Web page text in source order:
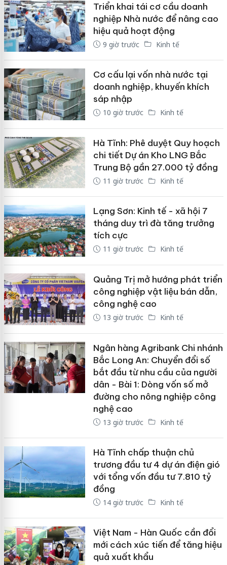
Triển khai tái cơ cầu doanh
nghiệp Nhà nước để nâng cao
hiệu quả hoạt động
9 giờ trước Kinh tế
Cơ cấu lại vốn nhà nước tại
doanh nghiệp, khuyến khích
sáp nhập
10 giờ trước Kinh tế
Hà Tĩnh: Phê duyệt Quy hoạch
chi tiết Dự án Kho LNG Bắc
Trung Bộ gần 27.000 tỷ đồng
11 giờ trước Kinh tế
Lạng Sơn: Kinh tế - xã hội 7
tháng duy trì đà tăng trưởng
tích cực
11 giờ trước Kinh tế
Quảng Trị mở hướng phát triển
công nghiệp vật liệu bán dẫn,
công nghệ cao
13 giờ trước Kinh tế
Ngân hàng Agribank Chi nhánh
Bắc Long An: Chuyển đổi số
bắt đầu từ nhu cầu của người
dân - Bài 1: Dòng vốn số mở
đường cho nông nghiệp công
nghệ cao
13 giờ trước Kinh tế
Hà Tĩnh chấp thuận chủ
trương đầu tư 4 dự án điện gió
với tổng vốn đầu tư 7.810 tỷ
đồng
14 giờ trước Kinh tế
Việt Nam - Hàn Quốc cần đổi
mới cách xúc tiến để tăng hiệu
quả xuất khẩu